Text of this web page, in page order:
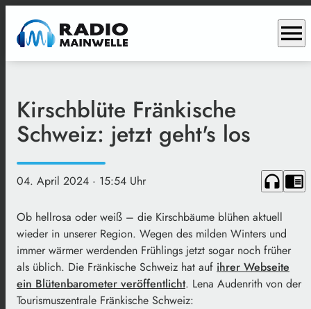
menu
Kirschblüte Fränkische
Schweiz: jetzt geht's los
04. April 2024 · 15:54 Uhr headphones chrome_reader_mode
Ob hellrosa oder weiß – die Kirschbäume blühen aktuell
wieder in unserer Region. Wegen des milden Winters und
immer wärmer werdenden Frühlings jetzt sogar noch früher
als üblich. Die Fränkische Schweiz hat auf ihrer Webseite
ein Blütenbarometer veröffentlicht. Lena Audenrith von der
Tourismuszentrale Fränkische Schweiz: